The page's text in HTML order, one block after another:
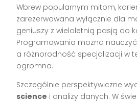
Wbrew popularnym mitom,
zarezerwowana wyłącznie dla
geniuszy z wieloletnią pasją do
Programowania można
a różnorodność specjalizacji w
ogromna.
Szczególnie perspektywiczne
science i analizy danych. W